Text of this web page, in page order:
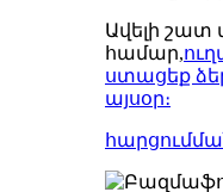
Ավելի շատ
համար,
ստացեք
այսօր։
հարցում